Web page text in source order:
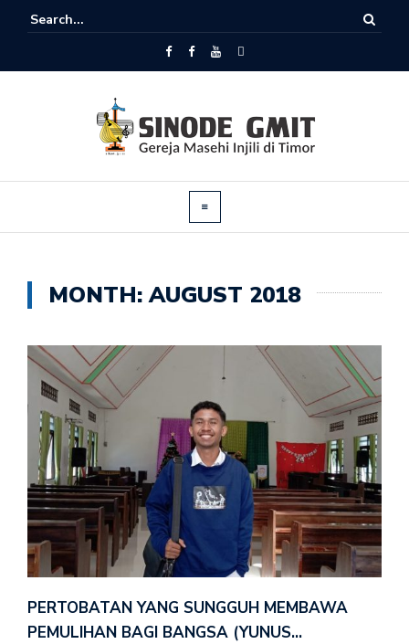
MONTH:AUGUST 2018
PERTOBATAN YANG SUNGGUH MEMBAWA
PEMULIHAN BAGI BANGSA (YUNUS…